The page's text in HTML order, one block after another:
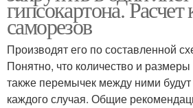
гипсокартона. Расчет
саморезов
Производят его по составленной
Понятно, что количество и
также перемычек между ними
каждого случая. Общие